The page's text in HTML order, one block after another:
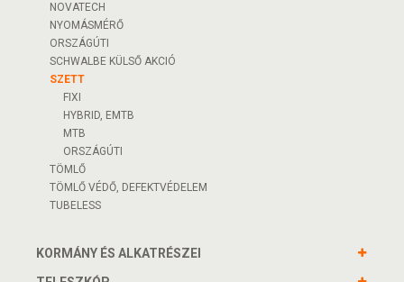
NOVATECH
NYOMÁSMÉRŐ
ORSZÁGÚTI
SCHWALBE KÜLSŐ AKCIÓ
SZETT
FIXI
HYBRID, EMTB
MTB
ORSZÁGÚTI
TÖMLŐ
TÖMLŐ VÉDŐ, DEFEKTVÉDELEM
TUBELESS
KORMÁNY ÉS ALKATRÉSZEI